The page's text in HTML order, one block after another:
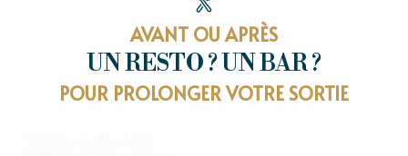
AVANT OU APRÈS
UN RESTO ? UN BAR ?
POUR PROLONGER VOTRE SORTIE
RESTAURANTS
OÙ SORTIR